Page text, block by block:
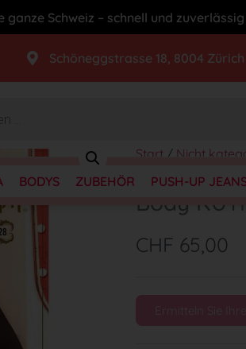
ganze Schweiz – schnell und
Schöneggstrasse 18, 8004 Zürich
BODYS ZUBEHÖR PUSH-UP
Start / Nicht
Body
CHF 65,00
Ermitteln Sie